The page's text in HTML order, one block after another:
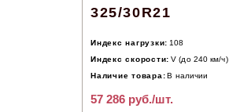
325/30R21
Индекс нагрузки: 108
Индекс скорости: V (до 240 км/ч)
Наличие товара: В наличии
57 286 руб./шт.